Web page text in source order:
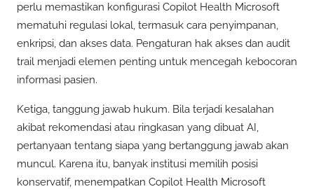
perlu memastikan konfigurasi Copilot Health Microsoft
mematuhi regulasi lokal, termasuk cara penyimpanan,
enkripsi, dan akses data. Pengaturan hak akses dan audit
trail menjadi elemen penting untuk mencegah kebocoran
informasi pasien.
Ketiga, tanggung jawab hukum. Bila terjadi kesalahan
akibat rekomendasi atau ringkasan yang dibuat AI,
pertanyaan tentang siapa yang bertanggung jawab akan
muncul. Karena itu, banyak institusi memilih posisi
konservatif, menempatkan Copilot Health Microsoft